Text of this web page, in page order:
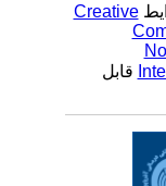
Creative
قابل